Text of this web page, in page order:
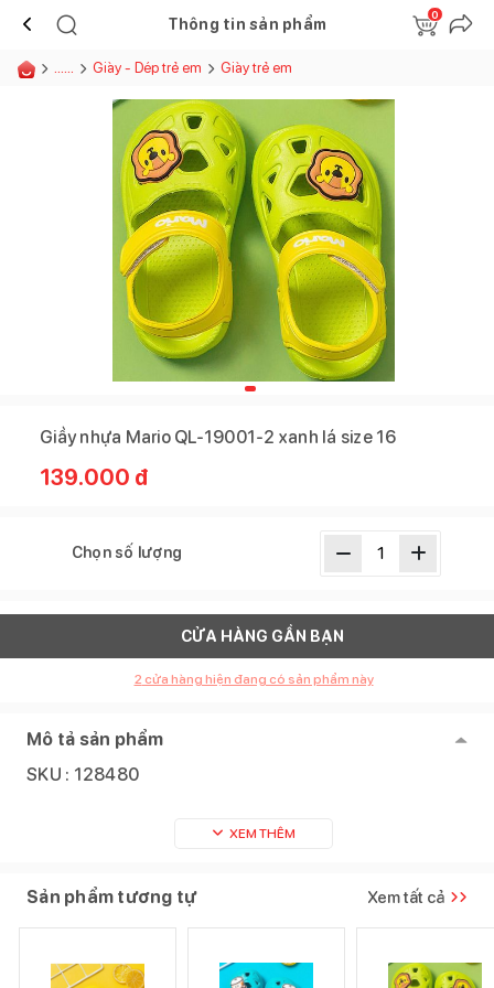
Thông tin sản phẩm
0
...... Giày - Dép trẻ em Giày trẻ em
Giầy nhựa Mario QL-19001-2 xanh lá size 16
139.000 đ
Chọn số lượng
CỬA HÀNG GẦN BẠN
2 cửa hàng hiện đang có sản phẩm này
Mô tả sản phẩm
SKU : 128480
XEM THÊM
Sản phẩm tương tự Xem tất cả